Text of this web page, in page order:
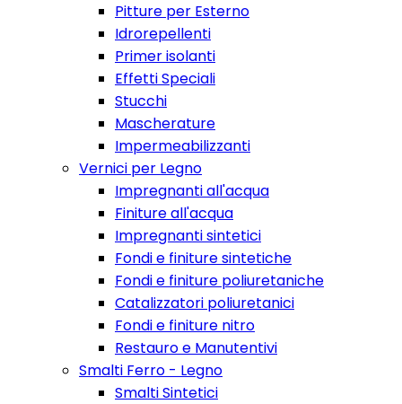
Pitture per Esterno
Idrorepellenti
Primer isolanti
Effetti Speciali
Stucchi
Mascherature
Impermeabilizzanti
Vernici per Legno
Impregnanti all'acqua
Finiture all'acqua
Impregnanti sintetici
Fondi e finiture sintetiche
Fondi e finiture poliuretaniche
Catalizzatori poliuretanici
Fondi e finiture nitro
Restauro e Manutentivi
Smalti Ferro - Legno
Smalti Sintetici